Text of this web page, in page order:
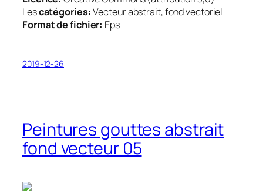
Lescatégories:Vecteur abstrait, fond vectoriel
Format de fichier: Eps
2019-12-26
Peintures gouttes abstrait
fond vecteur 05